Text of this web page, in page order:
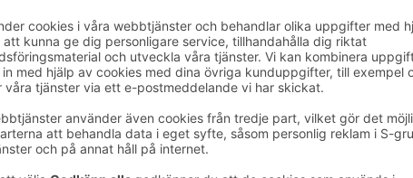
avyttrade sin bilhandelsverksamhet år 2013, då sex
Laakkonen Oy. Försäljningen i den bilhandel som drivs
procent och uppgick till närmare 302 miljoner euro.
handelslag, nådde en försäljning på ca 150 miljoner
fjolåret.
S-gruppens resultatbulletin och SOK-koncernens
För medierna ordnas då en resultatinfoträff i